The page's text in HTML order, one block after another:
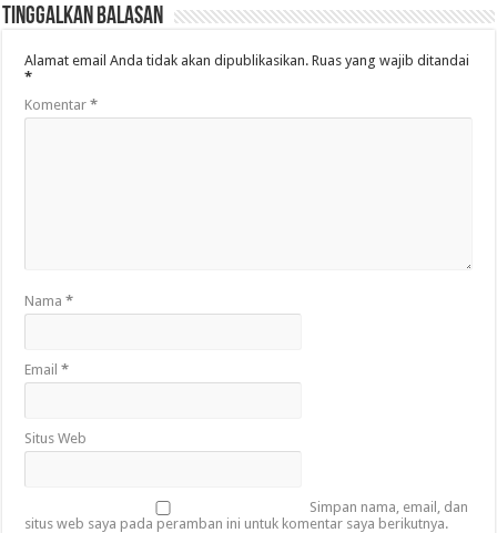
Tinggalkan Balasan
Alamat email Anda tidak akan dipublikasikan. Ruas yang wajib ditandai
*
Komentar*
Nama*
Email*
Situs Web
Simpan nama, email, dan
situs web saya pada peramban ini untuk komentar saya berikutnya.